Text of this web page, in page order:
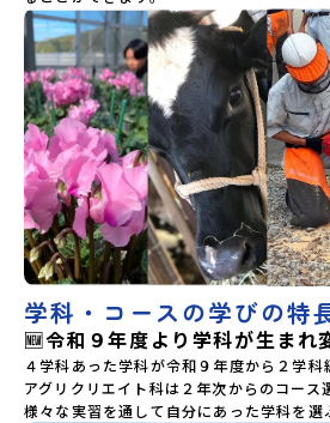
学科・コースの学びの特
🆕令和９年度より学科が生まれ
４学科あった学科が令和９年度から２学科
アグリクリエイト科は２年次からのコース
様々な実習を通して自分にあった学科を選